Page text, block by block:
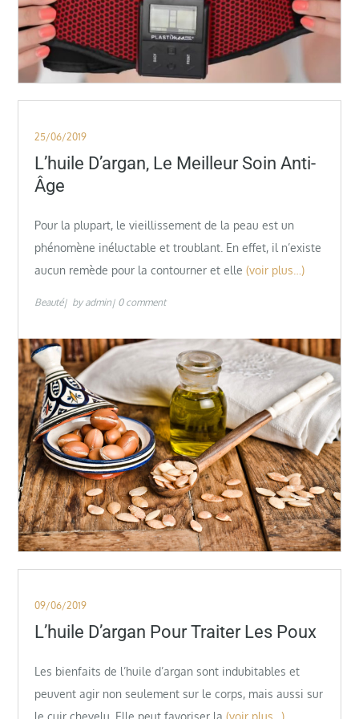
Posted
on
25/06/2019
L’huile D’argan, Le Meilleur Soin Anti-
Âge
Pour la plupart, le vieillissement de la peau est un
phénomène inéluctable et troublant. En effet, il n’existe
aucun remède pour la contourner et elle (voir plus…)
Beauté by admin 0 comment
Posted
on
09/06/2019
L’huile D’argan Pour Traiter Les Poux
Les bienfaits de l’huile d’argan sont indubitables et
peuvent agir non seulement sur le corps, mais aussi sur